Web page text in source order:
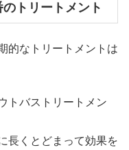
トリートメント
的なトリートメントは
トバストリートメン
長くとどまって効果を